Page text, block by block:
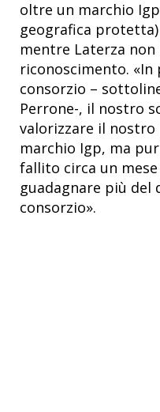
oltre un marchio
geografica
mentre Laterza
riconoscimento. «In
consorzio –
Perrone-, il nostro
valorizzare il
marchio Igp, ma
fallito circa un
guadagnare più del
consorzio».